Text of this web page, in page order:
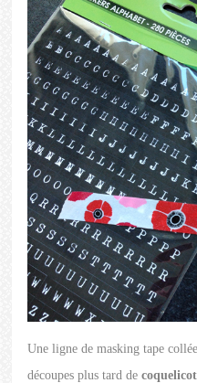
Une ligne de masking tape
découpes plus tard de